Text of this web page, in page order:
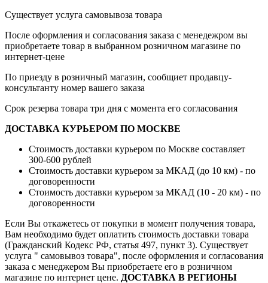
Существует услуга самовывоза товара
После оформления и согласования заказа с менедежром вы
приобретаете товар в выбранном розничном магазине по
интернет-цене
По приезду в розничный магазин, сообщиет продавцу-
консультанту номер вашего заказа
Срок резерва товара три дня с момента его согласования
ДОСТАВКА КУРЬЕРОМ ПО МОСКВЕ
Стоимость доставки курьером по Москве составляет
300-600 рублей
Стоимость доставки курьером за МКАД (до 10 км) - по
договоренности
Стоимость доставки курьером за МКАД (10 - 20 км) - по
договоренности
Если Вы откажетесь от покупки в момент получения товара,
Вам необходимо будет оплатить стоимость доставки товара
(Гражданский Кодекс РФ, статья 497, пункт 3). Существует
услуга " самовывоз товара", после оформления и согласования
заказа с менеджером Вы приобретаете его в розничном
магазине по интернет цене. ДОСТАВКА В РЕГИОНЫ